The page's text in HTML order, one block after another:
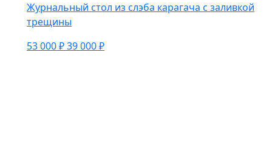
Журнальный стол из слэба карагача с заливкой
трещины
53 000 ₽39 000 ₽